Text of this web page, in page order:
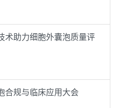
术助力细胞外囊泡质量评
合规与临床应用大会